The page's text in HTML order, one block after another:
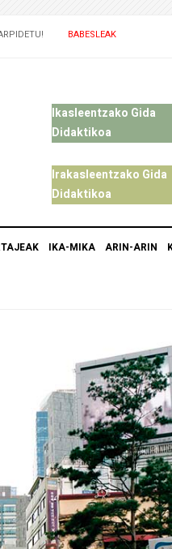
BABESLEAK
Ikasleentzako Gida
Didaktikoa
Irakasleentzako Gida
Didaktikoa
IKA-MIKA ARIN-ARIN